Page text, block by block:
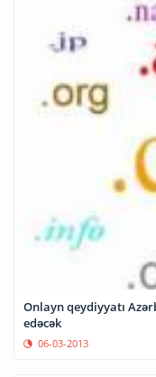
Onlayn qeydiyyatı
edəcək
06-03-2013